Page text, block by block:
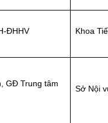
ĐHHV Khoa
GĐ Trung tâm
Sở Nội